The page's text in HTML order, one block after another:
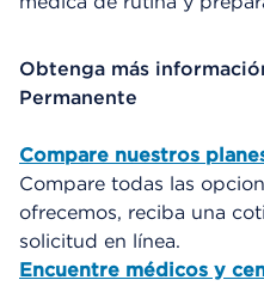
Obtenga más
Permanente
Compare nuestros
Compare todas las
ofrecemos, reciba una
solicitud en línea.
Encuentre médicos y